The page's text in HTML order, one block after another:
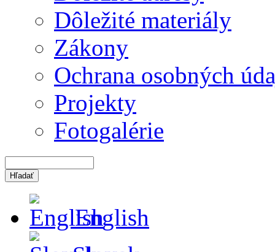
Dôležité materiály
Zákony
Ochrana osobných
Projekty
Fotogalérie
English